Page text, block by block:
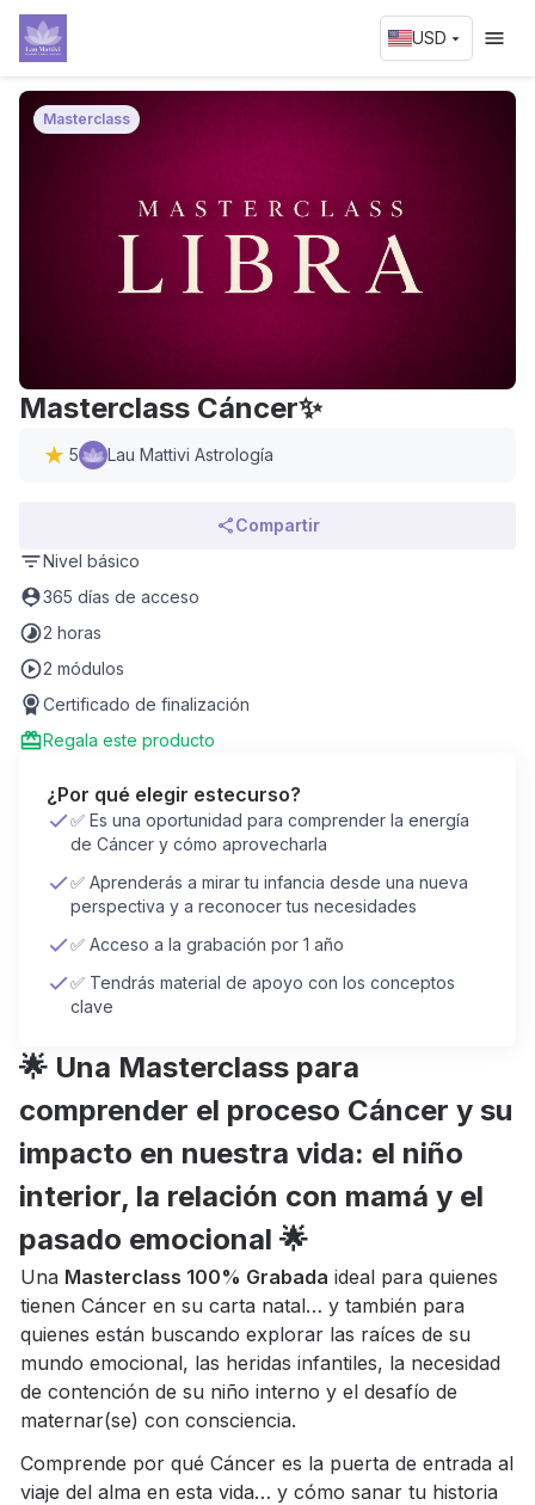
USD
¿Por qué elegir estecurso?
✅ Es una oportunidad para comprender la energía
de Cáncer y cómo aprovecharla
✅ Aprenderás a mirar tu infancia desde una nueva
perspectiva y a reconocer tus necesidades
✅ Acceso a la grabación por 1 año
✅ Tendrás material de apoyo con los conceptos
clave
🌟 Una Masterclass para
comprender el proceso Cáncer y su
impacto en nuestra vida: el niño
interior, la relación con mamá y el
pasado emocional 🌟
Una Masterclass 100% Grabada ideal para quienes
tienen Cáncer en su carta natal… y también para
quienes están buscando explorar las raíces de su
mundo emocional, las heridas infantiles, la necesidad
de contención de su niño interno y el desafío de
maternar(se) con consciencia.
Comprende por qué Cáncer es la puerta de entrada al
viaje del alma en esta vida… y cómo sanar tu historia
Masterclass
Masterclass Cáncer✨
5 Lau Mattivi Astrología
Compartir
Nivel básico
365 días de acceso
2 horas
2 módulos
Certificado de finalización
Regala este producto